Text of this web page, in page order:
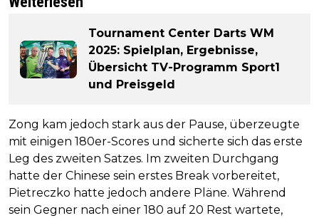
Tournament Center Darts WM
2025: Spielplan, Ergebnisse,
Übersicht TV-Programm Sport1
und Preisgeld
Zong kam jedoch stark aus der Pause, überzeugte
mit einigen 180er-Scores und sicherte sich das erste
Leg des zweiten Satzes. Im zweiten Durchgang
hatte der Chinese sein erstes Break vorbereitet,
Pietreczko hatte jedoch andere Pläne. Während
sein Gegner nach einer 180 auf 20 Rest wartete,